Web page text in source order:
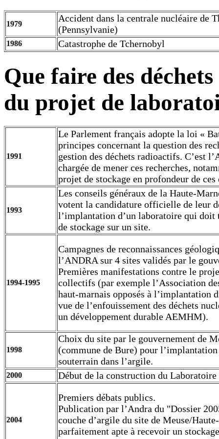
1979
Accident dans la centrale nucléaire de
(Pennsylvanie)
1986 Catastrophe de Tchernobyl
Que faire des
du projet de
1991
Le Parlement français adopte la loi «
principes concernant la question des
gestion des déchets radioactifs. C’est
chargée de mener ces recherches,
projet de stockage en profondeur de ces
1993
Les conseils généraux de la Haute-
votent la candidature officielle de leur
l’implantation d’un laboratoire qui doit
de stockage sur un site.
1994-1995
Campagnes de reconnaissances
l’ANDRA sur 4 sites validés par le
Premières manifestations contre le
collectifs (par exemple l’Association
haut-marnais opposés à l’implantation
vue de l’enfouissement des déchets
un développement durable AEMHM).
1998
Choix du site par le gouvernement de
(commune de Bure) pour
souterrain dans l’argile.
2000 Début de la construction du Laboratoire
2004
Premiers débats publics.
Publication par l’Andra du "Dossier
couche d’argile du site de Meuse/
parfaitement apte à recevoir un